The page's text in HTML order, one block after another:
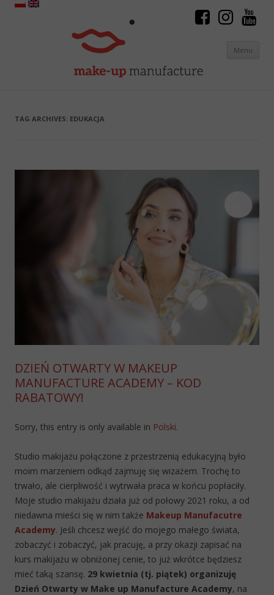
Menu
TAG ARCHIVES: EDUKACJA
DZIEŃ OTWARTY W MAKEUP
MANUFACTURE ACADEMY – KOD
RABATOWY!
Sorry, this entry is only available in Polski.
Studio makijażu połączone z przestrzenią edukacyjną było
moim marzeniem odkąd zajmuję się wizażem. Trochę to
trwało, ale cierpliwość i wytrwała praca w końcu popłaciły.
Moje studio makijażu działa już od połowy 2021 roku, a od
niedawna mieści się w nim także Makeup Manufacutre
Academy. Jeśli chcesz wejść do mojego małego świata,
zobaczyć i zobaczyć, jak pracuję, a przy okazji zapisać na
kurs makijażu w obniżonej cenie, to już wkrótce będziesz
mieć taką szansę. 29 kwietnia (tj. piątek) organizuję
Dzień Otwarty w Make up Manufacture Academy, na